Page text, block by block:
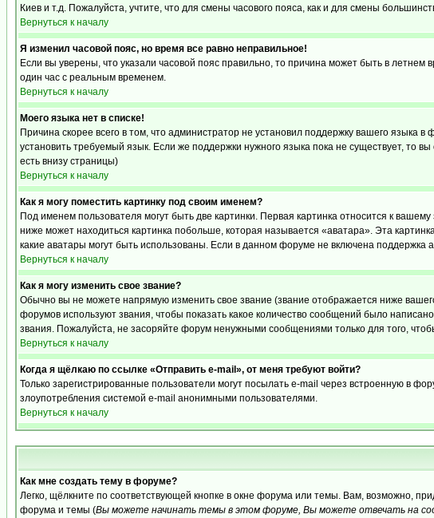
Киев и т.д. Пожалуйста, учтите, что для смены часового пояса, как и для смены
Вернуться к началу
Я изменил часовой пояс, но время все равно неправильное!
Если вы уверены, что указали часовой пояс правильно, то причина может быть в
один час с реальным временем.
Вернуться к началу
Моего языка нет в списке!
Причина скорее всего в том, что администратор не установил поддержку вашего
установить требуемый язык. Если же поддержки нужного языка пока не существует,
есть внизу страницы)
Вернуться к началу
Как я могу поместить картинку под своим именем?
Под именем пользователя могут быть две картинки. Первая картинка относится к
ниже может находиться картинка побольше, которая называется «аватара». Эта
какие аватары могут быть использованы. Если в данном форуме не включена
Вернуться к началу
Как я могу изменить свое звание?
Обычно вы не можете напрямую изменить свое звание (звание отображается ниже
форумов используют звания, чтобы показать какое количество сообщений было
звания. Пожалуйста, не засоряйте форум ненужными сообщениями только для того,
Вернуться к началу
Когда я щёлкаю по ссылке «Отправить e-mail», от меня требуют войти?
Только зарегистрированные пользователи могут посылать e-mail через встроенную в
злоупотребления системой e-mail анонимными пользователями.
Вернуться к началу
Как мне создать тему в форуме?
Легко, щёлкните по соответствующей кнопке в окне форума или темы. Вам, возможно,
форума и темы (Вы можете начинать темы в этом форуме, Вы можете отвечать на